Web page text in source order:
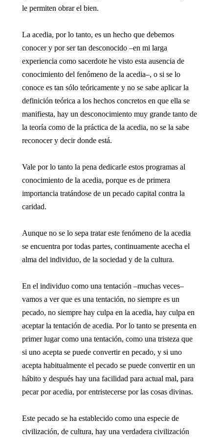
le permiten obrar el bien.
La acedia, por lo tanto, es un hecho que debemos
conocer y por ser tan desconocido –en mi larga
experiencia como sacerdote he visto esta ausencia de
conocimiento del fenómeno de la acedia–, o si se lo
conoce es tan sólo teóricamente y no se sabe aplicar la
definición teórica a los hechos concretos en que ella se
manifiesta, hay un desconocimiento muy grande tanto de
la teoría como de la práctica de la acedia, no se la sabe
reconocer y decir donde está.
Vale por lo tanto la pena dedicarle estos programas al
conocimiento de la acedia, porque es de primera
importancia tratándose de un pecado capital contra la
caridad.
Aunque no se lo sepa tratar este fenómeno de la acedia
se encuentra por todas partes, continuamente acecha el
alma del individuo, de la sociedad y de la cultura.
En el individuo como una tentación –muchas veces–
vamos a ver que es una tentación, no siempre es un
pecado, no siempre hay culpa en la acedia, hay culpa en
aceptar la tentación de acedia. Por lo tanto se presenta en
primer lugar como una tentación, como una tristeza que
si uno acepta se puede convertir en pecado, y si uno
acepta habitualmente el pecado se puede convertir en un
hábito y después hay una facilidad para actual mal, para
pecar por acedia, por entristecerse por las cosas divinas.
Este pecado se ha establecido como una especie de
civilización, de cultura, hay una verdadera civilización